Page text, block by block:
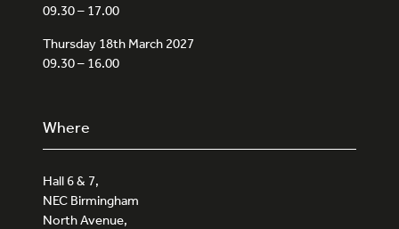
09.30 – 17.00
Thursday 18th March 2027
09.30 – 16.00
Where
Hall 6 & 7,
NEC Birmingham
North Avenue,